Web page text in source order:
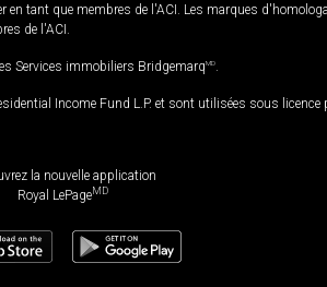
tant que membres de l'ACI. Les marques
de l'ACI.
Services immobiliers BridgemarqMD
Income Fund L.P. et sont utilisées sous
la nouvelle application
Royal LePageMD